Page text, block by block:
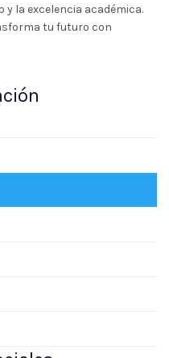
la excelencia académica.
tu futuro con